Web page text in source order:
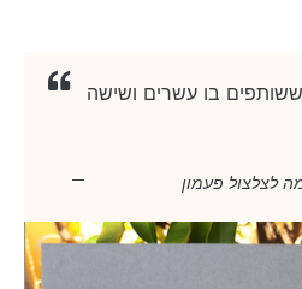
בו עשרים ושישה
לצלצול פעמון